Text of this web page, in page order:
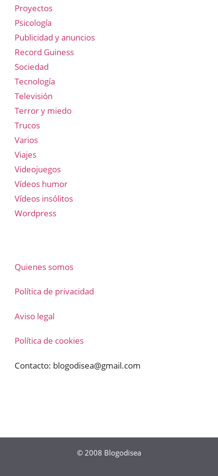
Proyectos
Psicología
Publicidad y anuncios
Record Guiness
Sociedad
Tecnología
Televisión
Terror y miedo
Trucos
Varios
Viajes
Videojuegos
Vídeos humor
Vídeos insólitos
Wordpress
Quienes somos
Política de privacidad
Aviso legal
Política de cookies
Contacto: blogodisea@gmail.com
© 2008 Blogodisea